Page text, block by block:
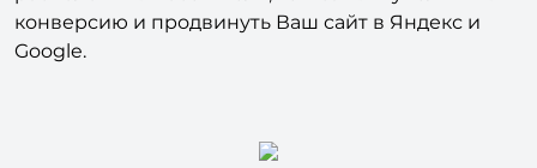
конверсию и продвинуть Ваш сайт в Яндекс и
Google.